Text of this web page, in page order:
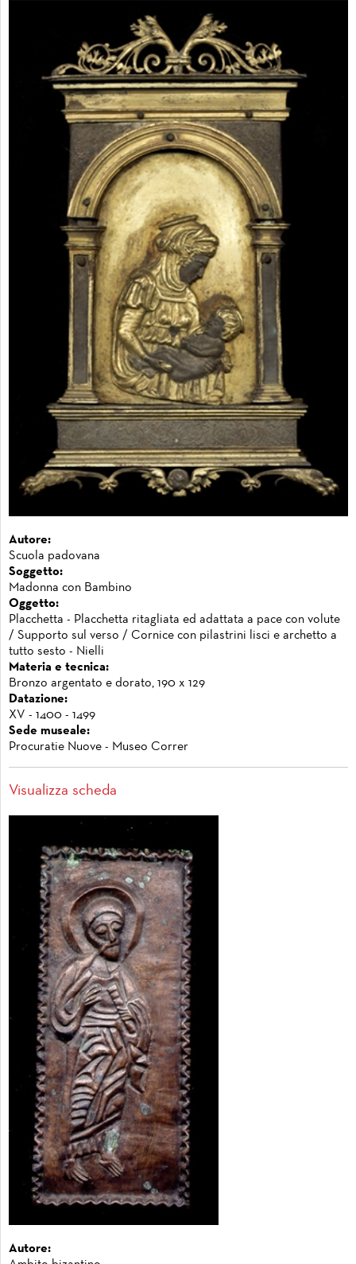
Autore:
Scuola padovana
Soggetto:
Madonna con Bambino
Oggetto:
Placchetta - Placchetta ritagliata ed adattata a pace con volute
/ Supporto sul verso / Cornice con pilastrini lisci e archetto a
tutto sesto - Nielli
Materia e tecnica:
Bronzo argentato e dorato, 190 x 129
Datazione:
XV - 1400 - 1499
Sede museale:
Procuratie Nuove - Museo Correr
Visualizza scheda
Autore: